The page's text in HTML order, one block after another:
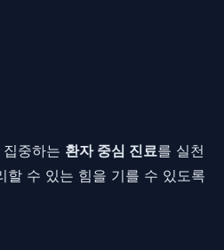
중하는 환자 중심 진료를 실천
할 수 있는 힘을 기를 수 있도록